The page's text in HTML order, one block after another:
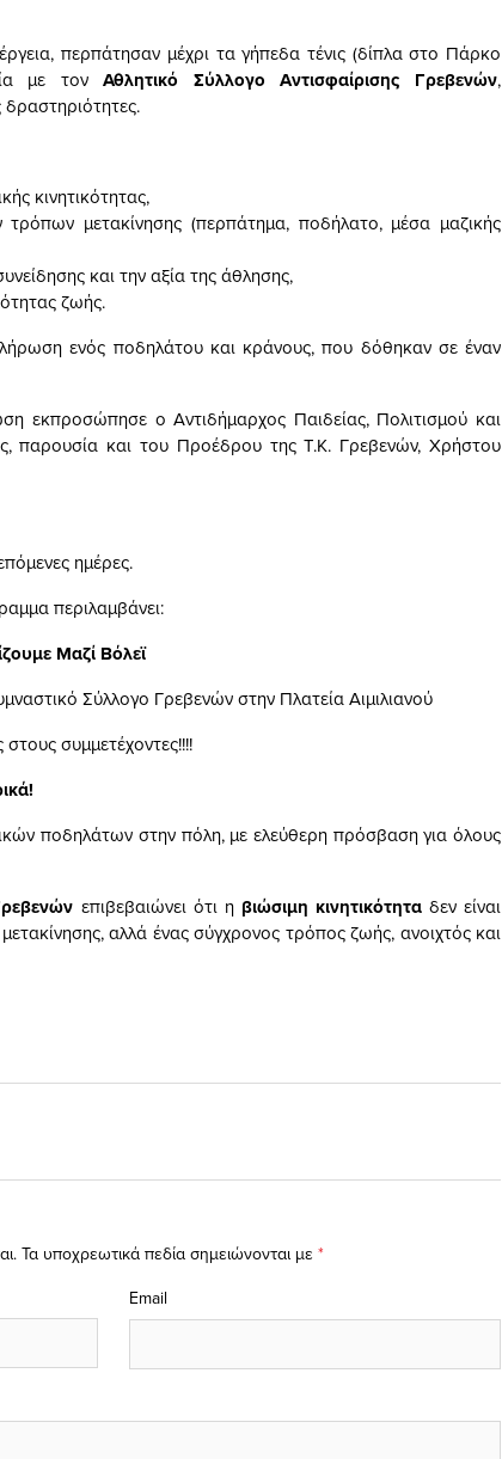
περπάτησαν μέχρι τα γήπεδα τένις (δίπλα στο Πάρκο
με τονΑθλητικό Σύλλογο Αντισφαίρισης Γρεβενών,
δραστηριότητες.
κινητικότητας,
τρόπων μετακίνησης (περπάτημα, ποδήλατο, μέσα μαζικής
και την αξία της άθλησης,
ζωής.
ενός ποδηλάτου και κράνους, που δόθηκαν σε έναν
εκπροσώπησε ο Αντιδήμαρχος Παιδείας, Πολιτισμού και
παρουσία και του Προέδρου της Τ.Κ. Γρεβενών, Χρήστου
ημέρες.
περιλαμβάνει:
Μαζί Βόλεϊ
Σύλλογο Γρεβενών στην Πλατεία Αιμιλιανού
συμμετέχοντες!!!!
ποδηλάτων στην πόλη, με ελεύθερη πρόσβαση για όλους
επιβεβαιώνει ότι η βιώσιμη κινητικότηταδεν είναι
αλλά ένας σύγχρονος τρόπος ζωής, ανοιχτός και
Τα υποχρεωτικά πεδία σημειώνονται με *
Email